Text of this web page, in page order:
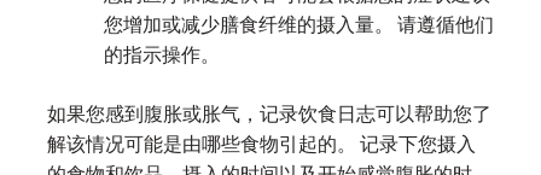
您增加或减少膳食纤维的摄入量。 请遵循他们
的指示操作。
如果您感到腹胀或胀气，记录饮食日志可以帮助您了
解该情况可能是由哪些食物引起的。 记录下您摄入